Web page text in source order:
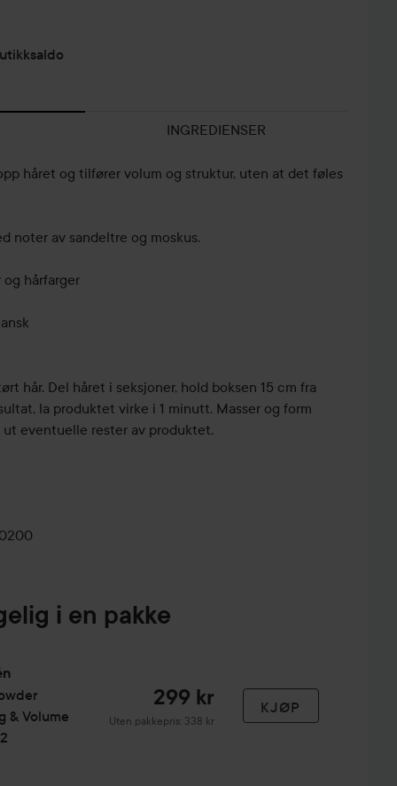
INGREDIENSER
håret og tilfører volum og struktur, uten at det føles
noter av sandeltre og moskus.
og hårfarger
hår. Del håret i seksjoner, hold boksen 15 cm fra
la produktet virke i 1 minutt. Masser og form
eventuelle rester av produktet.
i en pakke
& Volume
299 kr
Uten pakkepris: 338 kr
KJØP